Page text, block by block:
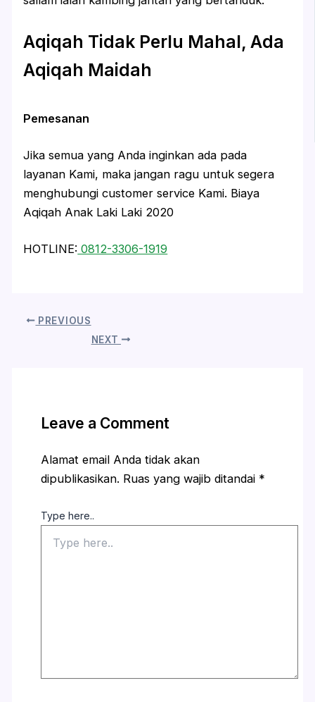
Aqiqah Tidak Perlu Mahal, Ada
Aqiqah Maidah
Pemesanan
Jika semua yang Anda inginkan ada pada
layanan Kami, maka jangan ragu untuk segera
menghubungi customer service Kami. Biaya
Aqiqah Anak Laki Laki 2020
HOTLINE: 0812-3306-1919
PREVIOUS
NEXT
Leave a Comment
Alamat email Anda tidak akan
dipublikasikan. Ruas yang wajib ditandai *
Type here..